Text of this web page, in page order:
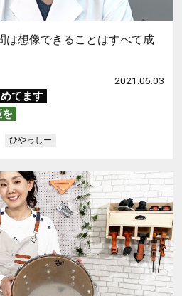
は想像できることはすべて成
2021.06.03
てます
ひやっしー